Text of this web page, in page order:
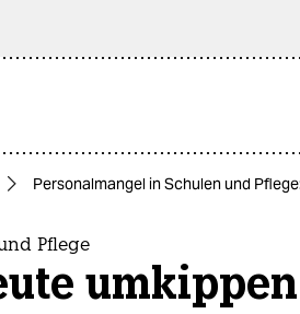
Personalmangel in Schulen und
Pflege
umkippen